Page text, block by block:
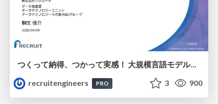
つくって納得、つかって実感！ 大規模言語モデルことはじめ ver2.0
recruitengineers
PRO 3 900